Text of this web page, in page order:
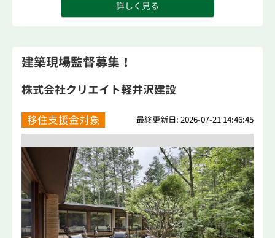
詳しく見る
建築現場監督募集！
株式会社クリエイト軽井沢建設
移住支援金対象 最終更新日: 2026-07-21 14:46:45